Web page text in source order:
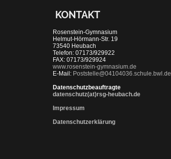
KONTAKT
Rosenstein-Gymnasium
Helmut-Hörmann-Str. 19
73540 Heubach
Telefon: 07173/929922
FAX: 07173/929924
www.rosenstein-gymnasium.de
E-Mail: Poststelle@04104036.schule.bwl.de
Datenschutzbeauftragte
datenschutz(at)rsg-heubach.de
Impressum
Datenschutzerklärung